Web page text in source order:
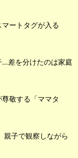
ートタグが入る
…差を分けたのは家庭
敬する「ママタ
親子で観察しながら